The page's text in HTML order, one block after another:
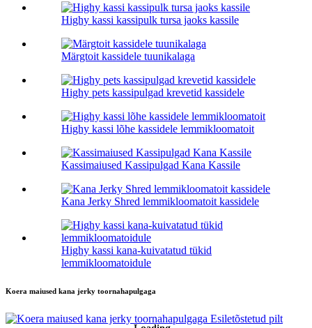
Highy kassi kassipulk tursa jaoks kassile
Märgtoit kassidele tuunikalaga
Highy pets kassipulgad krevetid kassidele
Highy kassi lõhe kassidele lemmikloomatoit
Kassimaiused Kassipulgad Kana Kassile
Kana Jerky Shred lemmikloomatoit kassidele
Highy kassi kana-kuivatatud tükid
lemmikloomatoidule
Koera maiused kana jerky toornahapulgaga